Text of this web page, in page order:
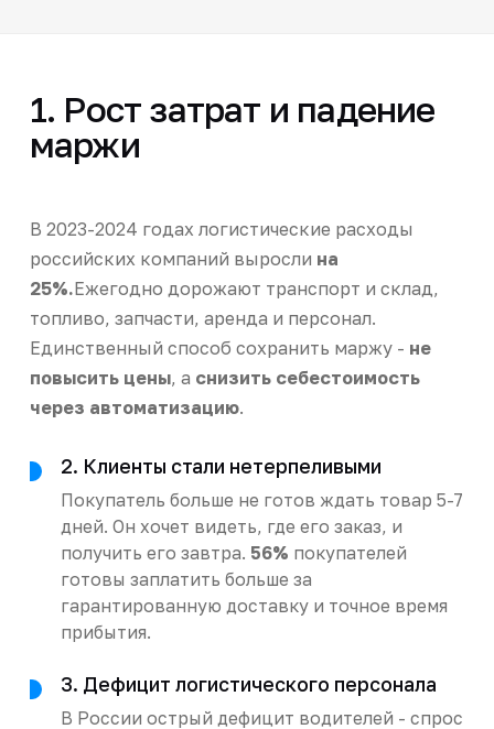
1. Рост затрат и падение
маржи
В 2023-2024 годах логистические расходы
российских компаний выросли на
25%.Ежегодно дорожают транспорт и склад,
топливо, запчасти, аренда и персонал.
Единственный способ сохранить маржу - не
повысить цены, а снизить себестоимость
через автоматизацию.
2. Клиенты стали нетерпеливыми
Покупатель больше не готов ждать товар 5-7
дней. Он хочет видеть, где его заказ, и
получить его завтра. 56% покупателей
готовы заплатить больше за
гарантированную доставку и точное время
прибытия.
3. Дефицит логистического персонала
В России острый дефицит водителей - спрос